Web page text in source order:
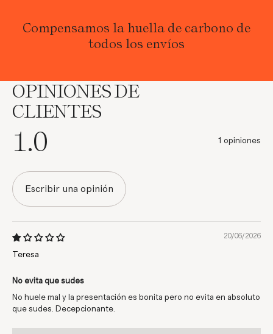
Compensamos la huella de carbono de
todos los envíos
OPINIONES DE
CLIENTES
1.0 1 opiniones
Escribir una opinión
20/06/2026
Teresa
No evita que sudes
No huele mal y la presentación es bonita pero no evita en absoluto
que sudes. Decepcionante.